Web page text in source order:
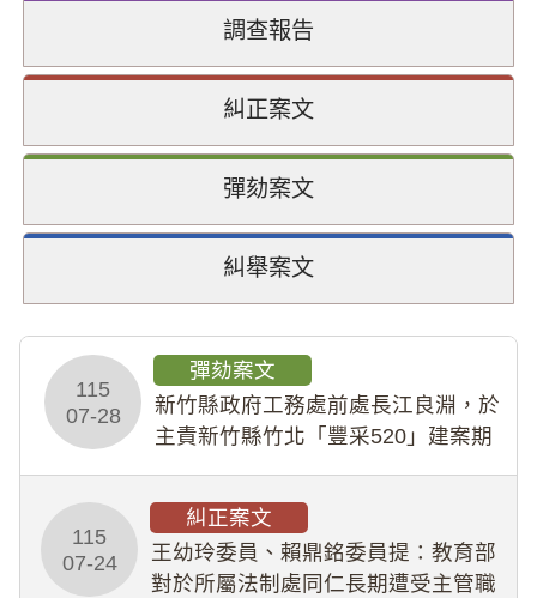
調查報告
糾正案文
彈劾案文
糾舉案文
115
07-28
彈劾案文
新竹縣政府工務處前處長江良淵，於
主責新竹縣竹北「豐采520」建案期
幣1,483萬餘元，並長期收受建商餽
贈；復罔顧公共安全，圖利默許建商
於停工期間
115
07-24
糾正案文
王幼玲委員、賴鼎銘委員提：教育部
對於所屬法制處同仁長期遭受主管職